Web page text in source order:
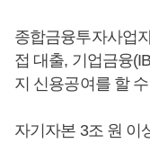
종합금융투자사업
접 대출, 기업금융
지 신용공여를 할
자기자본 3조 원 이